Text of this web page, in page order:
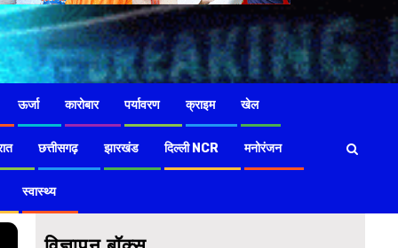
ऊर्जा कारोबार पर्यावरण क्राइम खेल
छत्तीसगढ़ झारखंड दिल्ली NCR मनोरंजन
स्वास्थ्य